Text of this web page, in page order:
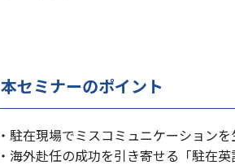
本セミナーのポイント
・駐在現場でミスコミュニケーションを
・海外赴任の成功を引き寄せる「駐在